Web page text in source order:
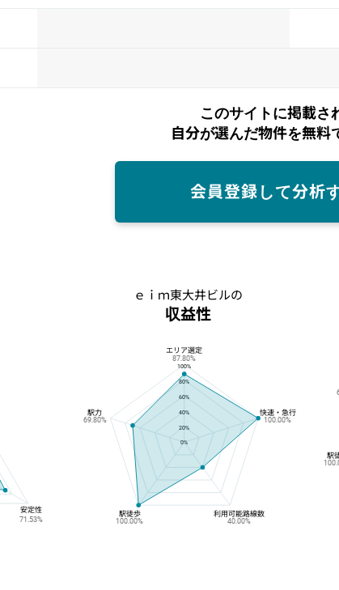
このサイトに掲載さ
自分が選んだ物件を無料
会員登録して分析
安定性
71.53%
ｅｉｍ東大井ビルの
収益性
ｅｉｍ東大井ビルの収益性
100%
80%
60%
40%
20%
0%
エリア選定
87.80%
駅力
69.80%
駅徒歩
100.00%
利用可能路線数
40.00%
快速・急行
100.00%
駅